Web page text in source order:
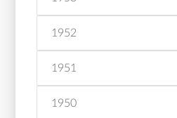
1952
1951
1950